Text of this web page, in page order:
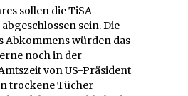
sollen die TiSA-
sein. Die
Abkommens würden das
noch in der
von US-Präsident
trockene Tücher